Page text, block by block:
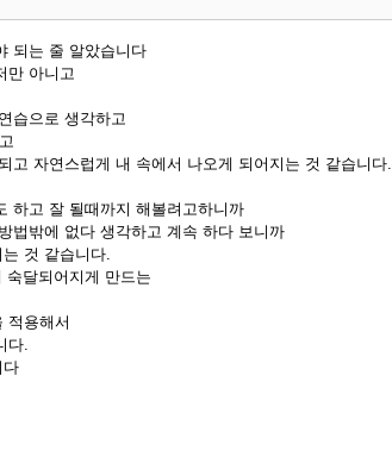
되는 줄 알았습니다
만 아니고
습으로 생각하고
고 자연스럽게 내 속에서 나오게 되어지는 것 같습니다.
하고 잘 될때까지 해볼려고하니까
법밖에 없다 생각하고 계속 하다 보니까
것 같습니다.
달되어지게 만드는
적용해서
다.
다